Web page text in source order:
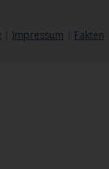
Impressum Fakten